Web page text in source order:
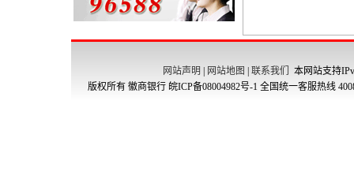
网站声明 网站地图 联系我们
本网站支持
版权所有 徽商银行 皖ICP备08004982号-1 全国统一客服热线